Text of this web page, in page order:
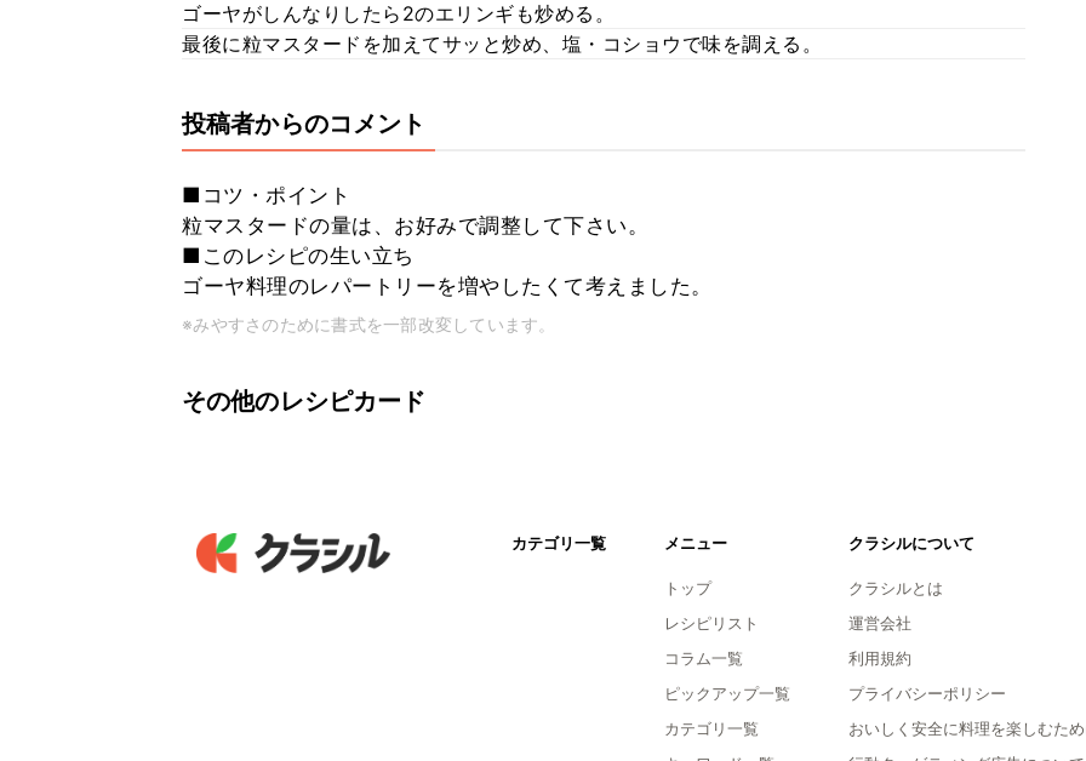
ゴーヤがしんなりしたら2のエリンギも炒める。
最後に粒マスタードを加えてサッと炒め、塩・コショウで味を調える。
投稿者からのコメント
■コツ・ポイント
粒マスタードの量は、お好みで調整して下さい。
■このレシピの生い立ち
ゴーヤ料理のレパートリーを増やしたくて考えました。
※みやすさのために書式を一部改変しています。
その他のレシピカード
カテゴリ一覧 メニュー
トップ
レシピリスト
コラム一覧
ピックアップ一覧
カテゴリ一覧
クラシルについて
クラシルとは
運営会社
利用規約
プライバシーポリシー
おいしく安全に料理を楽しむため